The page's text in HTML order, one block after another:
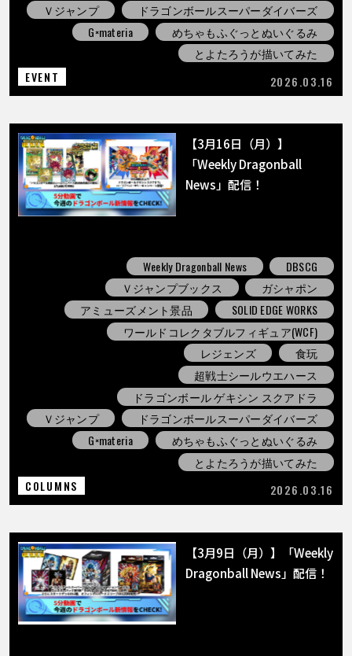
Ｖジャンプ
ドラゴンボールスーパーダイバーズ
G×materia
めちゃもふぐっとぬいぐるみ
とよたろうが描いてみた
EVENT
2026.03.16
【3月16日（月）】
「Weekly Dragonball
News」配信！
Weekly Dragonball News
DBSCG
Ｖジャンプブックス
ガシャポン
アミューズメント景品
SOLID EDGE WORKS
ワールドコレクタブルフィギュア(WCF)
レジェンズ
食玩
超戦士シールウエハース
ドラゴンボール ゲキシン スクアドラ
Ｖジャンプ
ドラゴンボールスーパーダイバーズ
G×materia
めちゃもふぐっとぬいぐるみ
とよたろうが描いてみた
COLUMNS
2026.03.16
【3月9日（月）】「Weekly
Dragonball News」配信！